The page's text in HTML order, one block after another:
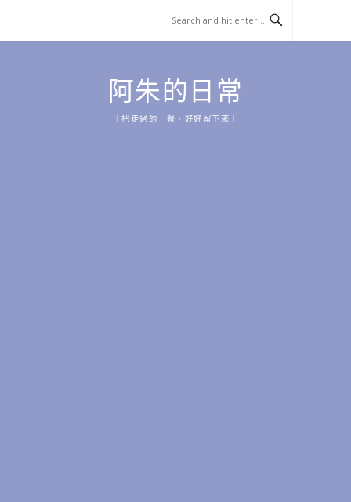
content
阿朱的日常
｜把走過的一餐，好好留下來｜